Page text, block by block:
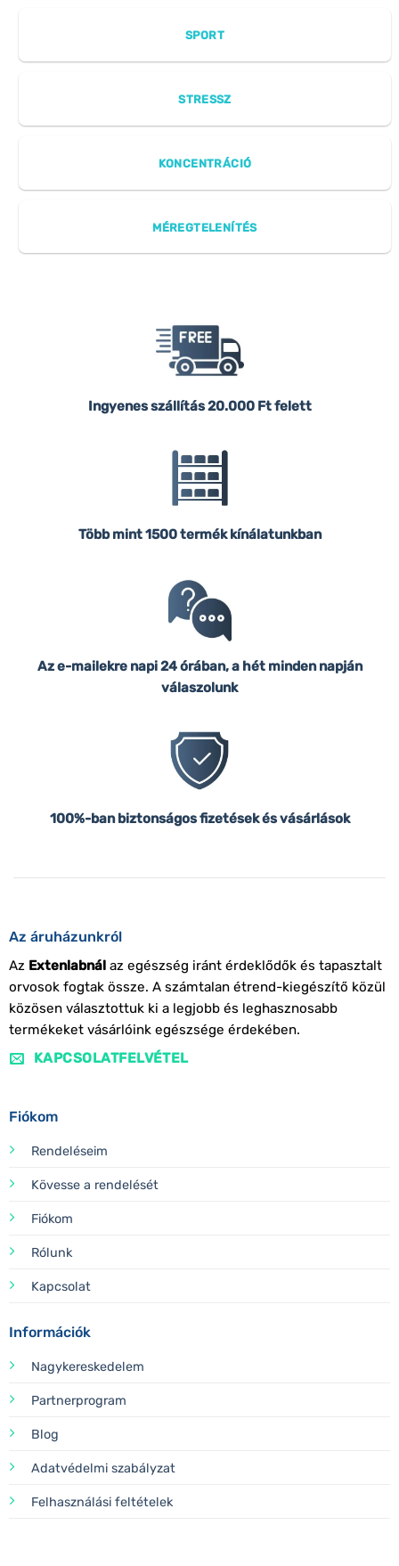
SPORT
STRESSZ
KONCENTRÁCIÓ
MÉREGTELENÍTÉS
Ingyenes szállítás20.000 Ft felett
Több mint 1500 termék kínálatunkban
Az e-mailekre napi 24 órában, a hét minden napján
válaszolunk
100%-ban biztonságos fizetések és vásárlások
Az áruházunkról
Az Extenlabnálaz egészség iránt érdeklődők és tapasztalt
orvosok fogtak össze. A számtalan étrend-kiegészítő közül
közösen választottuk ki a legjobb és leghasznosabb
termékeket vásárlóink egészsége érdekében.
KAPCSOLATFELVÉTEL
Fiókom
Rendeléseim
Kövesse a rendelését
Fiókom
Rólunk
Kapcsolat
Információk
Nagykereskedelem
Partnerprogram
Blog
Adatvédelmi szabályzat
Felhasználási feltételek